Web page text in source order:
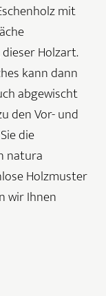
mit
Holzart.
kann dann
abgewischt
den Vor- und
die
natura
Holzmuster
wir Ihnen